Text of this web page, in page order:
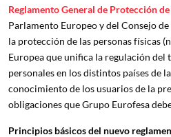
Reglamento General de Protección de
Parlamento Europeo y del Consejo
la protección de las personas físicas
Europea que unifica la regulación del
personales en los distintos países de
conocimiento de los usuarios de la
obligaciones que Grupo Eurofesa
Principios básicos del nuevo